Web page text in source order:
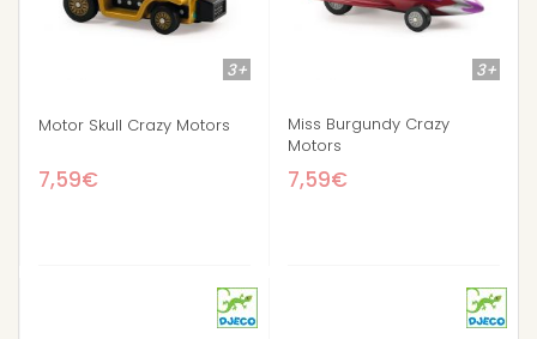
3+
Motor Skull Crazy Motors
7,59€
3+
Miss Burgundy Crazy
Motors
7,59€